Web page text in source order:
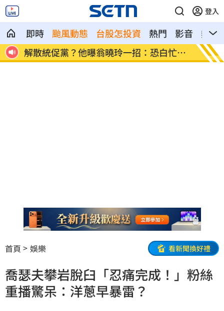
登入
即時 颱風動態 台股怎投資 熱門 影音
熱搜
解散統促黨？他曝翁曉玲一招：恐白忙一
場
疫苗
聲
首頁 娛樂 看新聞換好禮
喬瑟夫攀岩脫臼「忍痛完成！」粉絲
重播驚呆：洋蔥早暴雷？